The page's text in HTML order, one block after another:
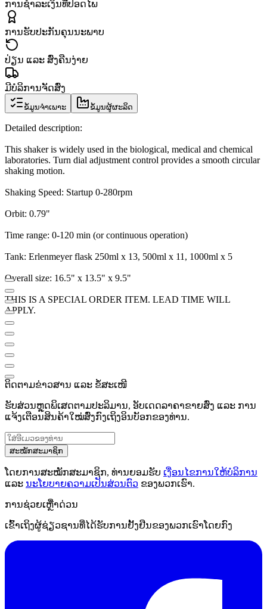
ການຊຳລະເງິນທີ່ປອດໄພ
ການຮັບປະກັນຄຸນນະພາບ
ປ່ຽນ ແລະ ສົ່ງຄືນງ່າຍ
ມີບໍລິການຈັດສົ່ງ
ຂໍ້ມູນຈຳເພາະ ຂໍ້ມູນຜູ້ຜະລິດ
Detailed description:
This shaker is widely used in the biological, medical and chemical
laboratories. Turn dial adjustment control provides a smooth circular
shaking motion.
Shaking Speed: Startup 0-280rpm
Orbit: 0.79"
Time range: 0-120 min (or continuous operation)
Tank: Erlenmeyer flask 250ml x 13, 500ml x 11, 1000ml x 5
Overall size: 16.5" x 13.5" x 9.5"
THIS IS A SPECIAL ORDER ITEM. LEAD TIME WILL
APPLY.
ຕິດຕາມຂ່າວສານ ແລະ ຂໍ້ສະເໜີ
ຮັບສ່ວນຫຼຸດພິເສດຕາມປະລິມານ, ອັບເດດລາຄາຂາຍສົ່ງ ແລະ ການ
ແຈ້ງເຕືອນສິນຄ້າໃໝ່ສົ່ງກົງເຖິງອິນບັອກຂອງທ່ານ.
ສະໝັກສະມາຊິກ
ໂດຍການສະໝັກສະມາຊິກ, ທ່ານຍອມຮັບ ເງື່ອນໄຂການໃຫ້ບໍລິການ
ແລະ ນະໂຍບາຍຄວາມເປັນສ່ວນຕົວ ຂອງພວກເຮົາ.
ການຊ່ວຍເຫຼືໍາດ່ວນ
ເຂົ້າເຖິງຜູ້ຊ່ຽວຊານທີ່ໄດ້ຮັບການຢັ້ງຢືນຂອງພວກເຮົາໂດຍກົງ